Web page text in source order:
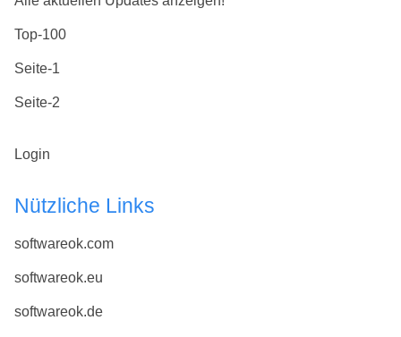
Top-100
Seite-1
Seite-2
Login
Nützliche Links
softwareok.com
softwareok.eu
softwareok.de